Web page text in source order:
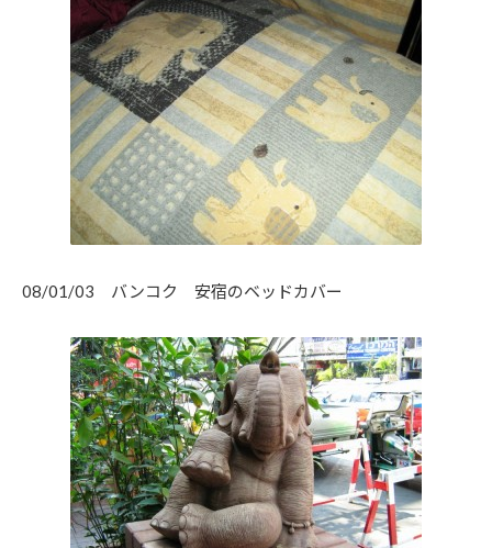
08/01/03 バンコク 安宿のベッドカバー